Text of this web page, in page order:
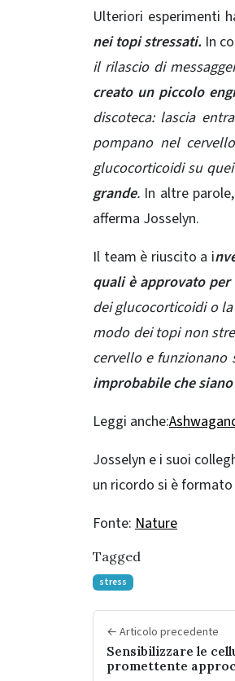
Ulteriori esperimenti
nei topi stressati. In
il rilascio di
creato un piccolo
discoteca: lascia
pompano nel
glucocorticoidi su
grande. In altre parole,
afferma Josselyn.
Il team è riuscito a i
quali è approvato
dei glucocorticoidi o
modo dei topi non
cervello e
improbabile che
Leggi anche:
Josselyn e i suoi
un ricordo si è
Fonte: Nature
Tagged
stress
← Articolo precedente
Sensibilizzare le
promettente